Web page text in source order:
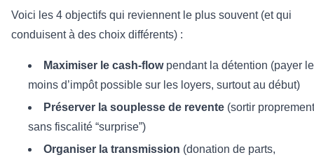
Voici les 4 objectifs qui reviennent le plus souvent (et qui
conduisent à des choix différents) :
Maximiser le cash-flowpendant la détention (payer le
moins d’impôt possible sur les loyers, surtout au début)
Préserver la souplesse de revente (sortir
sans fiscalité “surprise”)
Organiser la transmission (donation de parts,